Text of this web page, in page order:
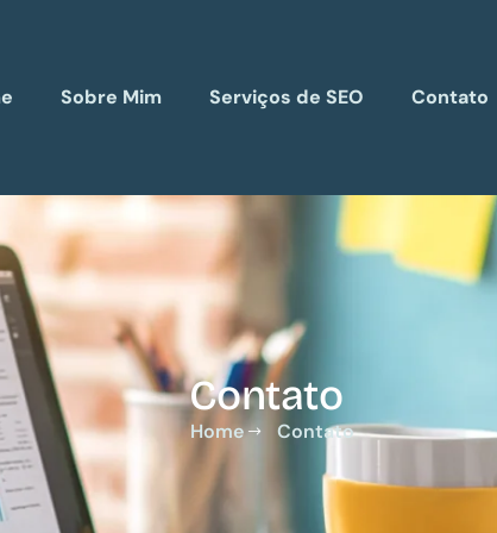
Sobre Mim Serviços de SEO Contato
Contato
Home Contato